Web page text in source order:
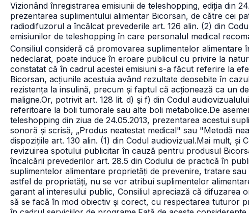
Vizionând înregistrarea emisiunii de teleshopping, ediția din
prezentarea suplimentului alimentar Bicorsan, de către cei
radiodifuzorul a încălcat prevederile art. 126 alin. (2) din
emisiunilor de teleshopping în care personalul medical
Consiliul consideră că promovarea suplimentelor alimentare
nedeclarat, poate induce în eroare publicul cu privire la
constatat că în cadrul acestei emisiuni s-a făcut referire la
Bicorsan, acțiunile acestuia având rezultate deosebite în
rezistența la insulină, precum și faptul că acționează ca un
maligne.Or, potrivit art. 128 lit. d) şi f) din Codul
referitoare la boli tumorale sau alte boli metabolice.De
teleshopping din ziua de 24.05.2013, prezentarea acestui
sonoră și scrisă, „Produs neatestat medical" sau "Metodă
dispozițiile art. 130 alin. (1) din Codul audiovizual.Mai mult, și
revizuirea spotului publicitar în cauză pentru produsul
încalcării prevederilor art. 28.5 din Codului de practică în
suplimentelor alimentare proprietăți de prevenire, tratare
astfel de proprietăți, nu se vor atribuí suplimentelor
garant al interesului public, Consiliul apreciază că difuzarea
să se facă în mod obiectiv şi corect, cu respectarea tuturor